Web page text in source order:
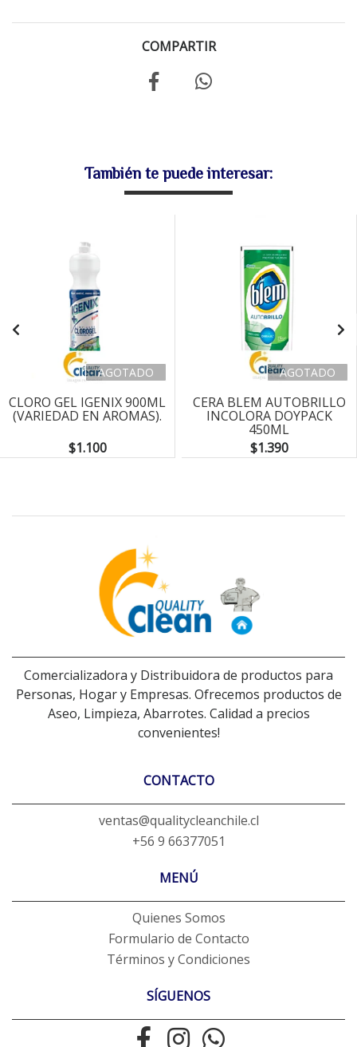
COMPARTIR
También te puede interesar:
AGOTADO
CLORO GEL IGENIX 900ML
(VARIEDAD EN AROMAS).
$1.100
AGOTADO
CERA BLEM AUTOBRILLO
INCOLORA DOYPACK
450ML
$1.390
Comercializadora y Distribuidora de productos para
Personas, Hogar y Empresas. Ofrecemos productos de
Aseo, Limpieza, Abarrotes. Calidad a precios
convenientes!
CONTACTO
ventas@qualitycleanchile.cl
+56 9 66377051
MENÚ
Quienes Somos
Formulario de Contacto
Términos y Condiciones
SÍGUENOS